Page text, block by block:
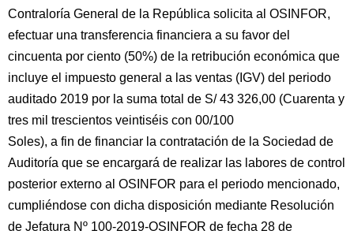
Contraloría General de la República solicita al OSINFOR,
efectuar una transferencia financiera a su favor del
cincuenta por ciento (50%) de la retribución económica que
incluye el impuesto general a las ventas (IGV) del periodo
auditado 2019 por la suma total de S/ 43 326,00 (Cuarenta y
tres mil trescientos veintiséis con 00/100
Soles), a fin de financiar la contratación de la Sociedad de
Auditoría que se encargará de realizar las labores de control
posterior externo al OSINFOR para el periodo mencionado,
cumpliéndose con dicha disposición mediante Resolución
de Jefatura Nº 100-2019-OSINFOR de fecha 28 de